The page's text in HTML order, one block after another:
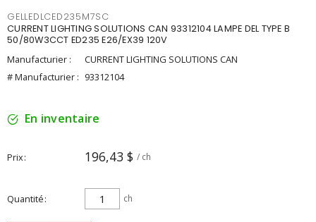
GELLEDLCED235M7SC
CURRENT LIGHTING SOLUTIONS CAN 93312104 LAMPE DEL TYPE B
50/80W3CCT ED235 E26/EX39 120V
Manufacturier :
CURRENT LIGHTING SOLUTIONS CAN
# Manufacturier : 93312104
En inventaire
Prix 196,43 $ / ch
Quantité ch